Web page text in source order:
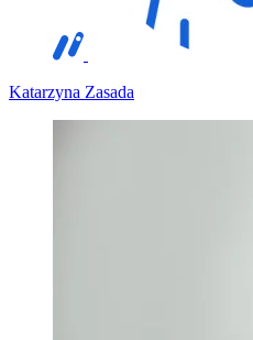
Katarzyna Zasada